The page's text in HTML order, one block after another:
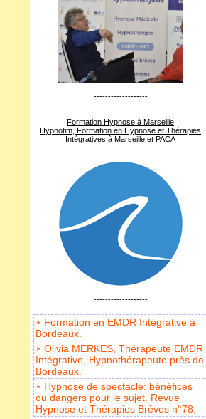
-------------------
Formation Hypnose à Marseille
Hypnotim, Formation en Hypnose et Thérapies
Intégratives à Marseille et PACA
-------------------
Formation en EMDR Intégrative à
Bordeaux.
Olivia MERKES, Thérapeute EMDR
Intégrative, Hypnothérapeute près de
Bordeaux.
Hypnose de spectacle: bénéfices
ou dangers pour le sujet. Revue
Hypnose et Thérapies Brèves n°78.